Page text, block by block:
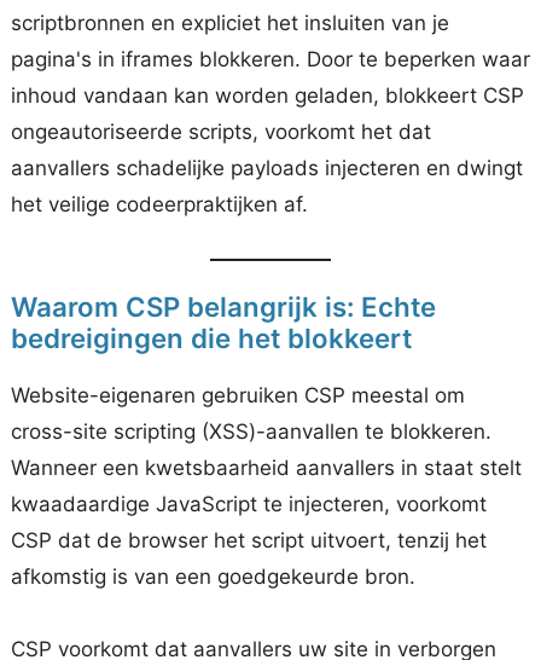
scriptbronnen en expliciet het insluiten van je
pagina's in iframes blokkeren. Door te beperken waar
inhoud vandaan kan worden geladen, blokkeert CSP
ongeautoriseerde scripts, voorkomt het dat
aanvallers schadelijke payloads injecteren en dwingt
het veilige codeerpraktijken af.
Waarom CSP belangrijk is: Echte
bedreigingen die het blokkeert
Website-eigenaren gebruiken CSP meestal om
cross-site scripting (XSS)-aanvallen te blokkeren.
Wanneer een kwetsbaarheid aanvallers in staat stelt
kwaadaardige JavaScript te injecteren, voorkomt
CSP dat de browser het script uitvoert, tenzij het
afkomstig is van een goedgekeurde bron.
CSP voorkomt dat aanvallers uw site in verborgen